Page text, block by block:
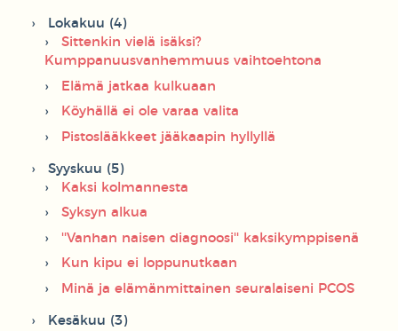
Lokakuu (4)
Sittenkin vielä isäksi?
Kumppanuusvanhemmuus vaihtoehtona
Elämä jatkaa kulkuaan
Köyhällä ei ole varaa valita
Pistoslääkkeet jääkaapin hyllyllä
Syyskuu (5)
Kaksi kolmannesta
Syksyn alkua
''Vanhan naisen diagnoosi'' kaksikymppisenä
Kun kipu ei loppunutkaan
Minä ja elämänmittainen seuralaiseni PCOS
Kesäkuu (3)